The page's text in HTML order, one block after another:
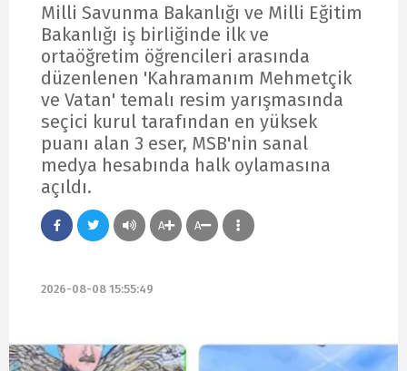
Milli Savunma Bakanlığı ve Milli Eğitim
Bakanlığı iş birliğinde ilk ve
ortaöğretim öğrencileri arasında
düzenlenen 'Kahramanım Mehmetçik
ve Vatan' temalı resim yarışmasında
seçici kurul tarafından en yüksek
puanı alan 3 eser, MSB'nin sanal
medya hesabında halk oylamasına
açıldı.
A A
2026-08-08 15:55:49